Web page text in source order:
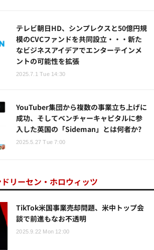
テレビ朝日HD、シンプレクスと50億円規
模のCVCファンドを共同設立・・・新た
なビジネスアイデアでエンターテインメ
ントの可能性を拡張
2025.7.1 Tue 14:30
YouTuber集団から複数の事業立ち上げに
成功、そしてベンチャーキャピタルに参
入した英国の「Sideman」とは何者か?
2025.5.27 Tue 7:00
リーセン・ホロウィッツ
TikTok米国事業売却問題、米中トップ会
談で前進もなお不透明
2025.9.22 Mon 12:00